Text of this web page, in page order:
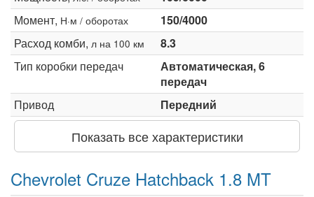
Момент, Н·м / оборотах
150/4000
Расход комби, л на 100 км
8.3
Тип коробки передач
Автоматическая, 6
передач
Привод
Передний
Показать все характеристики
Chevrolet Cruze Hatchback 1.8 MT